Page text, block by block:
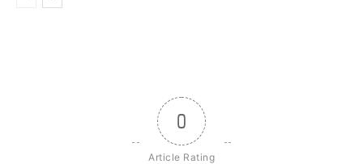
0
Article Rating